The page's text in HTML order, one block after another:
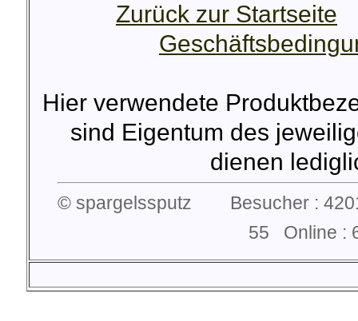
Zurück zur Startseite
Hier verwendete
sind Eigentum des
dienen
© spargelssputz Besucher :
55 Online